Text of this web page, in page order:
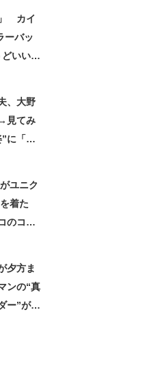
」 カイ
ーバッ
いい大
、大野
見てみ
に「最
ユニク
着た
のコー
夕方ま
ンの“真
ー”が大